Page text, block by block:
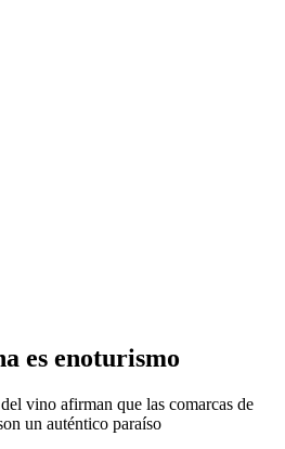
es enoturismo
vino afirman que las comarcas de
un auténtico paraíso